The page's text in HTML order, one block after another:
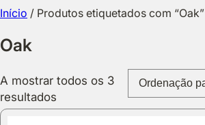
Início / Produtos etiquetados com “Oak”
Oak
A mostrar todos os 3
resultados